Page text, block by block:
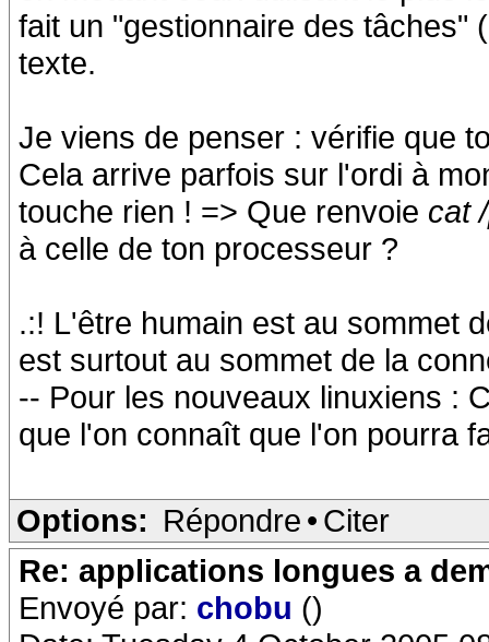
fait un "gestionnaire des
texte.
Je viens de penser : vérifie que
Cela arrive parfois sur l'ordi à
touche rien ! => Que renvoie cat
à celle de ton processeur ?
.:! L'être humain est au sommet
est surtout au sommet de la
-- Pour les nouveaux linuxiens :
que l'on connaît que l'on pourra
Options: Répondre • Citer
Re: applications longues a
Envoyé par: chobu ()